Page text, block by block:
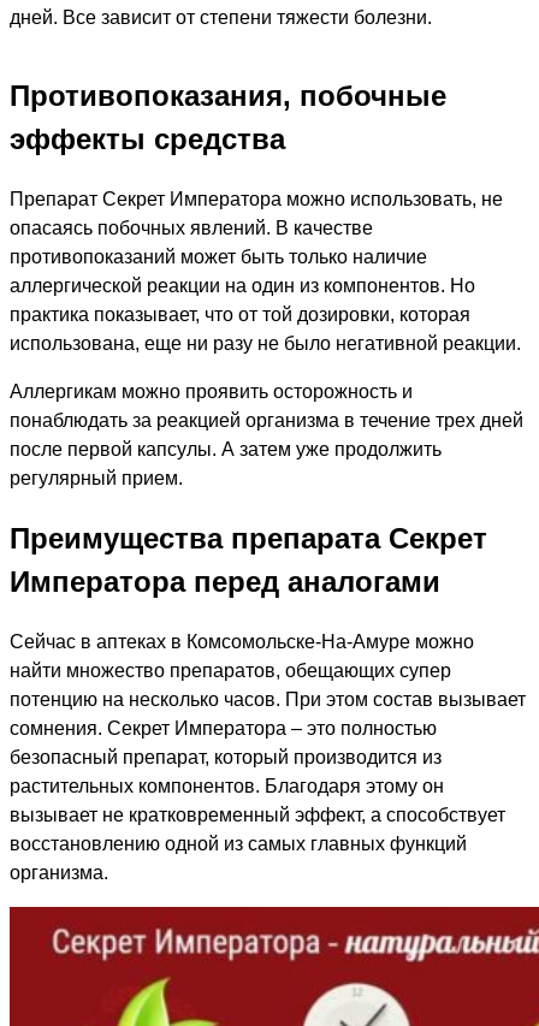
дней. Все зависит от степени тяжести болезни.
Противопоказания, побочные
эффекты средства
Препарат Секрет Императора можно использовать, не
опасаясь побочных явлений. В качестве
противопоказаний может быть только наличие
аллергической реакции на один из компонентов. Но
практика показывает, что от той дозировки, которая
использована, еще ни разу не было негативной реакции.
Аллергикам можно проявить осторожность и
понаблюдать за реакцией организма в течение трех дней
после первой капсулы. А затем уже продолжить
регулярный прием.
Преимущества препарата Секрет
Императора перед аналогами
Сейчас в аптеках в Комсомольске-На-Амуре можно
найти множество препаратов, обещающих супер
потенцию на несколько часов. При этом состав вызывает
сомнения. Секрет Императора – это полностью
безопасный препарат, который производится из
растительных компонентов. Благодаря этому он
вызывает не кратковременный эффект, а способствует
восстановлению одной из самых главных функций
организма.